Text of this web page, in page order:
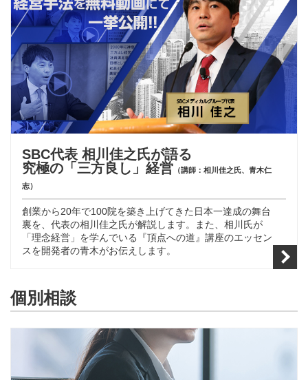
SBC代表 相川佳之氏が語る
究極の「三方良し」経営 （講師：相川佳之氏、青木仁
志）
創業から20年で100院を築き上げてきた日本一達成の舞台
裏を、代表の相川佳之氏が解説します。また、相川氏が
「理念経営」を学んでいる『頂点への道』講座のエッセン
スを開発者の青木がお伝えします。
個別相談